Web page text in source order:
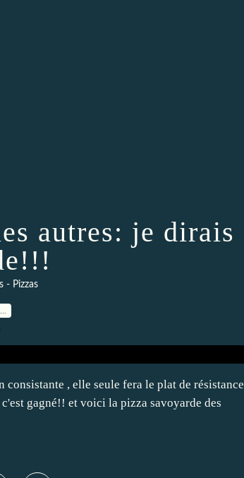
autres: je dirais
- Pizzas
, elle seule fera le plat de résistance
gagné!! et voici la pizza savoyarde des